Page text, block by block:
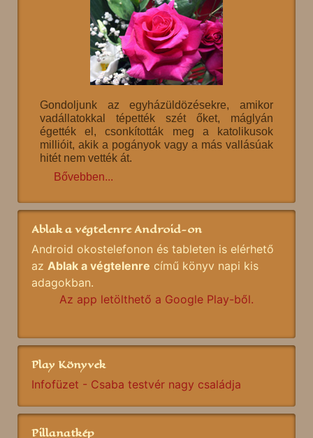
Gondoljunk az egyházüldözésekre, amikor
vadállatokkal tépették szét őket, máglyán
égették el, csonkították meg a katolikusok
millióit, akik a pogányok vagy a más vallásúak
hitét nem vették át.
Bővebben...
Ablak a végtelenre Android-on
Android okostelefonon és tableten is elérhető
az Ablak a végtelenre című könyv napi kis
adagokban.
Az app letölthető a Google Play-ből.
Play Könyvek
Infofüzet - Csaba testvér nagy családja
Pillanatkép